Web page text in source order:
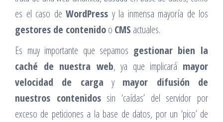
es el caso de WordPress y la inmensa mayoría de los
gestores de contenidoo CMS actuales.
Es muy importante que sepamos gestionar bien la
caché de nuestra web, ya que implicará mayor
velocidad de carga y mayor difusión de
nuestros contenidossin ‘caídas’ del servidor por
exceso de peticiones a la base de datos, por un ‘pico’ de